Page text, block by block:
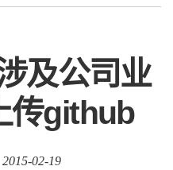
及公司业
传github
2015-02-19